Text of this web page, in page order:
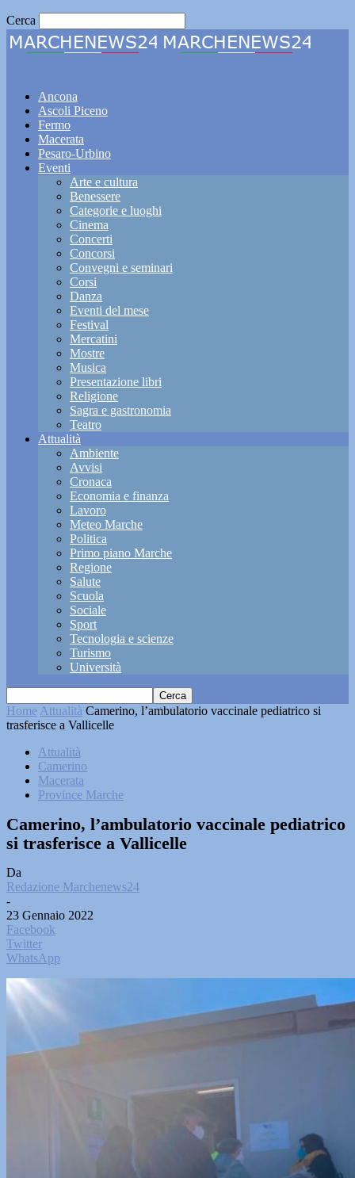
Cerca
Ancona
Ascoli Piceno
Fermo
Macerata
Pesaro-Urbino
Eventi
Arte e cultura
Benessere
Categorie e luoghi
Cinema
Concerti
Concorsi
Convegni e seminari
Corsi
Danza
Eventi del mese
Festival
Mercatini
Mostre
Musica
Presentazione libri
Religione
Sagra e gastronomia
Teatro
Attualità
Ambiente
Avvisi
Cronaca
Economia e finanza
Lavoro
Meteo Marche
Politica
Primo piano Marche
Regione
Salute
Scuola
Sociale
Sport
Tecnologia e scienze
Turismo
Università
Home Attualità Camerino, l’ambulatorio vaccinale pediatrico si
trasferisce a Vallicelle
Attualità
Camerino
Macerata
Province Marche
Camerino, l’ambulatorio vaccinale pediatrico
si trasferisce a Vallicelle
Da
Redazione Marchenews24
-
23 Gennaio 2022
Facebook
Twitter
WhatsApp